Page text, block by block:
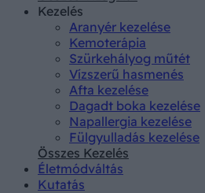
Kezelés
Aranyér kezelése
Kemoterápia
Szürkehályog műtét
Vízszerű hasmenés
Afta kezelése
Dagadt boka kezelése
Napallergia kezelése
Fülgyulladás kezelése
Összes Kezelés
Életmódváltás
Kutatás